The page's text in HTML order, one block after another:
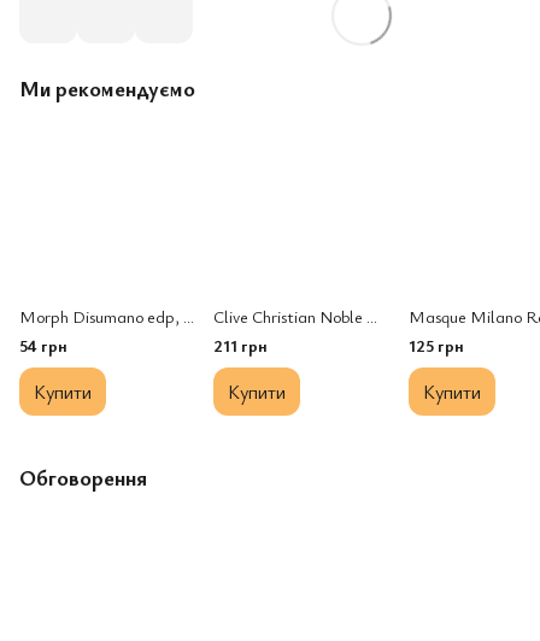
Ми рекомендуємо
Morph Disumano edp, Італія, 1 мл
54 грн
Купити
Clive Christian Noble VII Cosmos Flower parfum, Великобританія
211 грн
Купити
125 грн
Купити
Обговорення